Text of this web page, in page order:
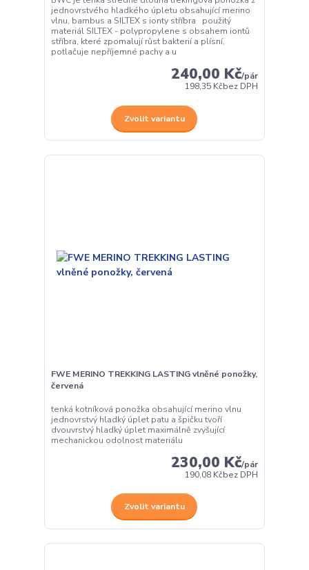
jednovrstvého hladkého úpletu obsahující merino
vlnu, bambus a SILTEX s ionty stříbra použitý
materiál SILTEX - polypropylene s obsahem iontů
stříbra, které zpomalují růst bakterií a plísní,
potlačuje nepříjemné pachy a u
240,00 Kč/pár
198,35 Kčbez DPH
Zvolit variantu
FWE MERINO TREKKING LASTING vlněné ponožky,
červená
tenká kotníková ponožka obsahující merino vlnu
jednovrstvý hladký úplet patu a špičku tvoří
dvouvrstvý hladký úplet maximálně zvyšující
mechanickou odolnost materiálu
230,00 Kč/pár
190,08 Kčbez DPH
Zvolit variantu